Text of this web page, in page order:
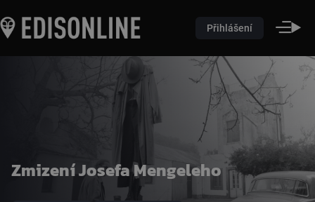
Přihlášení
Zmizení Josefa Mengeleho